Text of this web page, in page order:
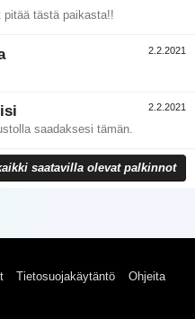
pitää tästä paikasta!!
2.2.2021
2.2.2021
saadaksesi tämän.
saatavilla olevat palkinnot
Tietosuojakäytäntö
Ohjeita